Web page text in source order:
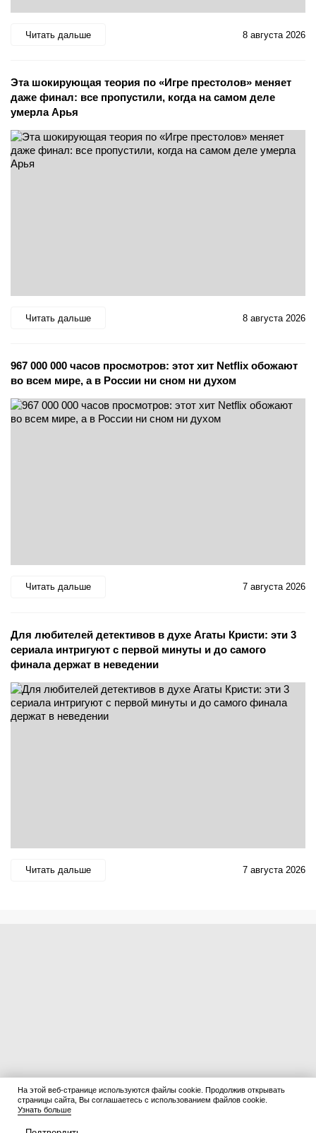
Читать дальше 8 августа 2026
Эта шокирующая теория по «Игре престолов» меняет
даже финал: все пропустили, когда на самом деле
умерла Арья
Читать дальше 8 августа 2026
967 000 000 часов просмотров: этот хит Netflix обожают
во всем мире, а в России ни сном ни духом
Читать дальше 7 августа 2026
Для любителей детективов в духе Агаты Кристи: эти 3
сериала интригуют с первой минуты и до самого
финала держат в неведении
Читать дальше 7 августа 2026
На этой веб-странице используются файлы cookie. Продолжив открывать
страницы сайта, Вы соглашаетесь с использованием файлов cookie.
Узнать больше